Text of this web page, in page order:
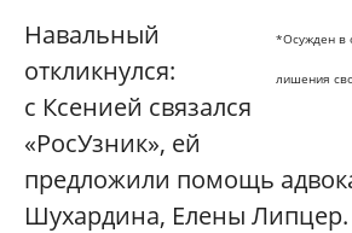
*Осужден в
лишения
Навальный
откликнулся:
с Ксенией связался
«РосУзник», ей
предложили помощь
Шухардина, Елены